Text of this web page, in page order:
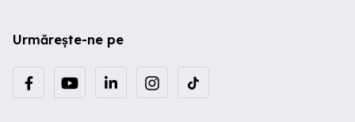
Urmărește-ne pe